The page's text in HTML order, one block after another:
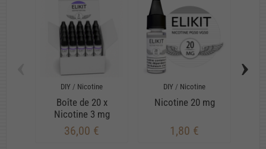
DIY / Nicotine
Boîte de 20 x
Nicotine 3 mg
36,00 €
DIY / Nicotine
Nicotine 20 mg
1,80 €
›